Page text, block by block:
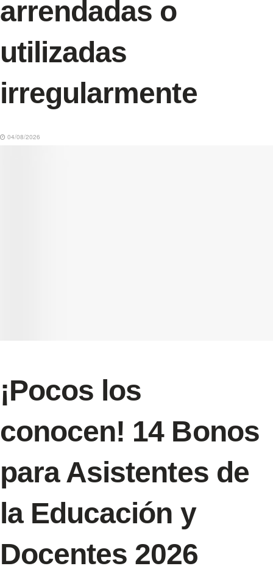
arrendadas o
utilizadas
irregularmente
04/08/2026
¡Pocos los
conocen! 14 Bonos
para Asistentes de
la Educación y
Docentes 2026